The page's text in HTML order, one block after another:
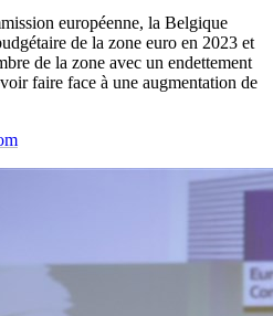
européenne, la Belgique
de la zone euro en 2023 et
de la zone avec un endettement
faire face à une augmentation de